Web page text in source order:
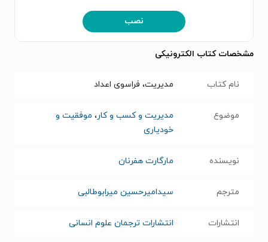
نصب
مشخصات کتاب الکترونیکی
نام کتاب مدیریت، فراسوی اعداد
موضوع مدیریت و کسب و کار، موفقیت و
خودیاری
نویسنده مارگارت هفرنان
مترجم سیدامیرحسین میرابوطالبی
انتشارات انتشارات ترجمان علوم انسانی